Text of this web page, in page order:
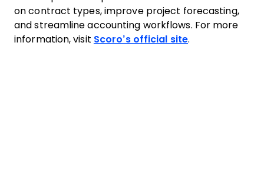
on contract types, improve project forecasting,
and streamline accounting workflows. For more
information, visit Scoro’s official site.